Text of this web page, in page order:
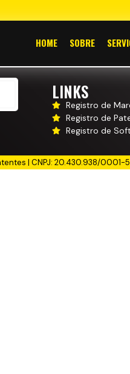
HOME SOBRE
LINKS
Registro de
Registro de
Registro de
| CNPJ: 20.430.938/0001-